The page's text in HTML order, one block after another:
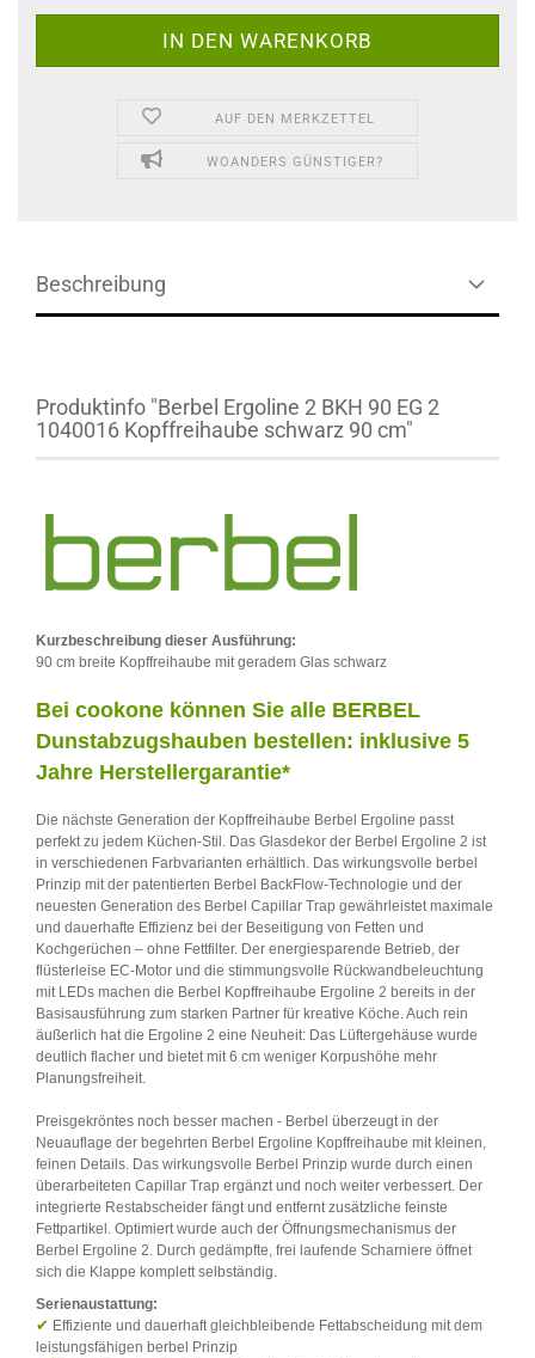
AUF DEN MERKZETTEL
WOANDERS GÜNSTIGER?
Beschreibung
Produktinfo "Berbel Ergoline 2 BKH 90 EG 2
1040016 Kopffreihaube schwarz 90 cm"
Kurzbeschreibung dieser Ausführung:
90 cm breite Kopffreihaube mit geradem Glas schwarz
Bei cookone können Sie alle BERBEL
Dunstabzugshauben bestellen: inklusive 5
Jahre Herstellergarantie*
Die nächste Generation der Kopffreihaube Berbel Ergoline passt
perfekt zu jedem Küchen-Stil. Das Glasdekor der Berbel Ergoline 2 ist
in verschiedenen Farbvarianten erhältlich. Das wirkungsvolle berbel
Prinzip mit der patentierten Berbel BackFlow-Technologie und der
neuesten Generation des Berbel Capillar Trap gewährleistet maximale
und dauerhafte Effizienz bei der Beseitigung von Fetten und
Kochgerüchen – ohne Fettfilter. Der energiesparende Betrieb, der
flüsterleise EC-Motor und die stimmungsvolle Rückwandbeleuchtung
mit LEDs machen die Berbel Kopffreihaube Ergoline 2 bereits in der
Basisausführung zum starken Partner für kreative Köche. Auch rein
äußerlich hat die Ergoline 2 eine Neuheit: Das Lüftergehäuse wurde
deutlich flacher und bietet mit 6 cm weniger Korpushöhe mehr
Planungsfreiheit.
Preisgekröntes noch besser machen - Berbel überzeugt in der
Neuauflage der begehrten Berbel Ergoline Kopffreihaube mit kleinen,
feinen Details. Das wirkungsvolle Berbel Prinzip wurde durch einen
überarbeiteten Capillar Trap ergänzt und noch weiter verbessert. Der
integrierte Restabscheider fängt und entfernt zusätzliche feinste
Fettpartikel. Optimiert wurde auch der Öffnungsmechanismus der
Berbel Ergoline 2. Durch gedämpfte, frei laufende Scharniere öffnet
sich die Klappe komplett selbständig.
Serienaustattung:
✔ Effiziente und dauerhaft gleichbleibende Fettabscheidung mit dem
leistungsfähigen berbel Prinzip